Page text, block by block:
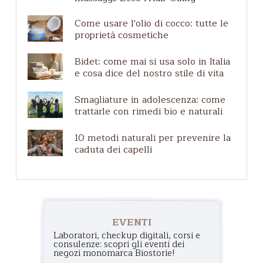
📅Quando: Sabato 29
dalle 10:30 alle 11:30
35persone
👉🏼 Prenotazioni qui:
negozio/laboratorio-sul-
consenso
Dopo il laboratorio ci sarà
merenda offerta e la
Saponaria. Il 10% dell'incasso
sostegno dell'associazione.
Chi è Percorso Donna
Percorso Donna è
di promozione sociale nata a
Zero waste
Etichette e certificazioni
Uomini
Cuoio capelluto irritato
Pelle matura
Come usare l'olio di cocco: tutte le
proprietà cosmetiche
Bidet: come mai si usa solo in Italia
e cosa dice del nostro stile di vita
Smagliature in adolescenza: come
trattarle con rimedi bio e naturali
10 metodi naturali per prevenire la
caduta dei capelli
EVENTI
Laboratori, checkup digitali, corsi e
consulenze: scopri gli eventi dei
negozi monomarca Biostorie!